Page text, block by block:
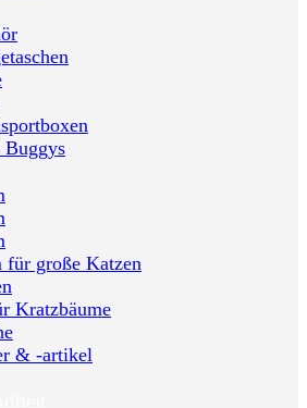
für große Katzen
Kratzbäume
& -artikel